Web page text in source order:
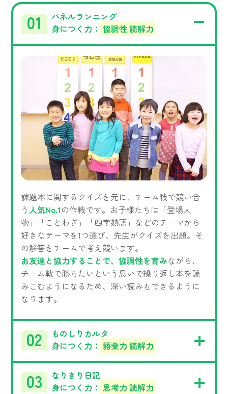
パネルランニング
身につく力： 協調性 読解力
課題本に関するクイズを元に、チーム戦で競い合
う 人気No.1の作戦です。お子様たちは「登場人
物」「ことわざ」「四字熟語」などのテーマから
好きなテーマを1つ選び、先生がクイズを出題。そ
の解答をチームで考え競います。
お友達と協力することで、協調性を育みながら、
チーム戦で勝ちたいという思いで繰り返し本を読
みこむようになるため、深い読みもできるように
なります。
ものしりカルタ
身につく力： 語彙力 読解力
なりきり日記
身につく力： 思考力 読解力